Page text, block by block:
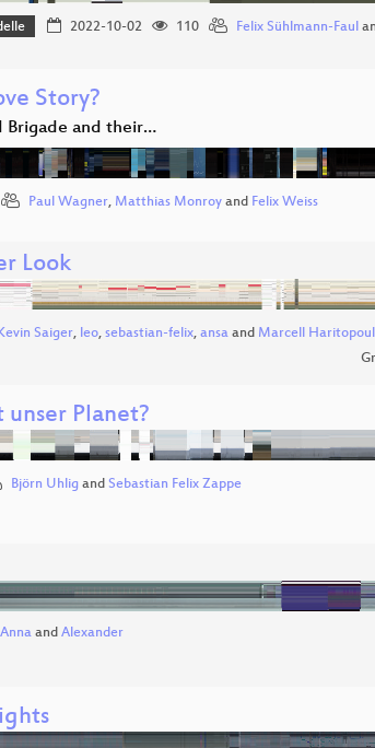
2022-10-02 110 Felix Sühlmann-Faul
Story?
Brigade and their…
Paul Wagner, Matthias Monroyand Felix Weiss
Look
Saiger, leo, sebastian-felix, ansaand Marcell
Planet?
Björn Uhligand Sebastian Felix Zappe
Anna and Alexander